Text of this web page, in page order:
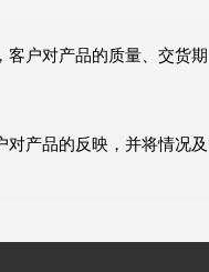
户对产品的质量、交货
产品的反映，并将情况